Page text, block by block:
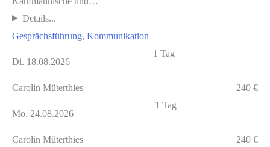
Details...
Gesprächsführung, Kommunikation
Di. 18.08.2026
1 Tag
Carolin Müterthies 240 €
Mo. 24.08.2026
1 Tag
Carolin Müterthies 240 €